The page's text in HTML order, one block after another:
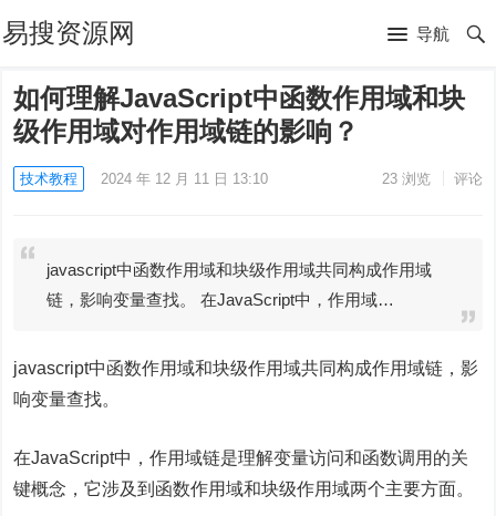
易搜资源网 导航
如何理解JavaScript中函数作用域和块
级作用域对作用域链的影响？
技术教程 2024 年 12 月 11 日 13:10 23浏览 评论
javascript中函数作用域和块级作用域共同构成作用域
链，影响变量查找。 在JavaScript中，作用域…
javascript中函数作用域和块级作用域共同构成作用域链，影
响变量查找。
在JavaScript中，作用域链是理解变量访问和函数调用的关
键概念，它涉及到 函数作用域和块级作用域两个主要方面。